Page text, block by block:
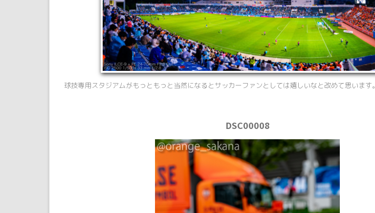
球技専用スタジアムがもっともっと当然になるとサッカーファンとしては嬉しいなと改めて思います。
DSC00008